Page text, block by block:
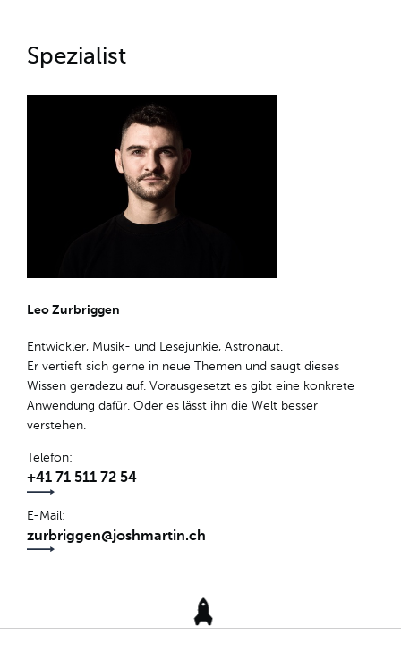
Spezialist
Leo Zurbriggen
Entwickler, Musik- und Lesejunkie, Astronaut.
Er vertieft sich gerne in neue Themen und saugt dieses
Wissen geradezu auf. Vorausgesetzt es gibt eine konkrete
Anwendung dafür. Oder es lässt ihn die Welt besser
verstehen.
Telefon
+41 71 511 72 54
E-Mail
zurbriggen@joshmartin.ch